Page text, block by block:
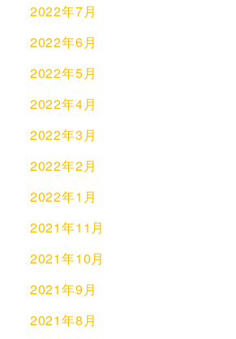
2022年7月
2022年6月
2022年5月
2022年4月
2022年3月
2022年2月
2022年1月
2021年11月
2021年10月
2021年9月
2021年8月